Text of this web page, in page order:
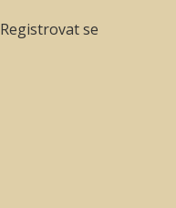
Registrovat se